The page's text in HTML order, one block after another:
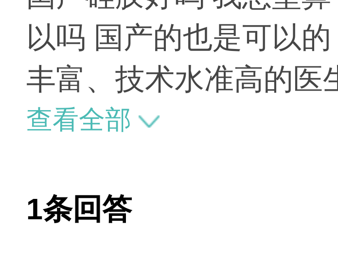
以吗 国产的也是可以
丰富、技术水准高的医
查看全部
1条回答